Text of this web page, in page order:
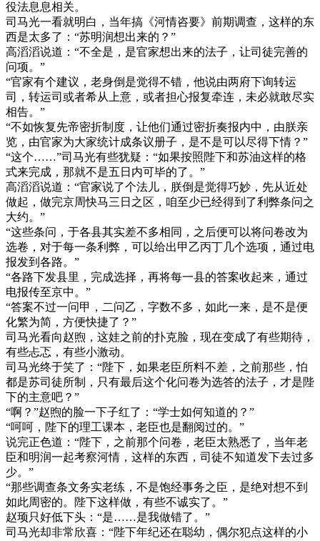
役法息息相关。
司马光一看就明白，当年搞《河情咨要》前期调查，这样的东
西是太多了：“苏明润想出来的？”
高滔滔说道：“不全是，是官家想出来的法子，让司徒完善的
问项。”
“官家有个建议，老身倒是觉得不错，他说由两府下询转运
司，转运司或者希从上意，或者担心报复牵连，未必就敢尽实
相告。”
“不如恢复先帝密折制度，让他们通过密折奏报内中，由朕亲
览，由官家为大家统计成条议册子，是不是可以尽得下情？”
“这个……”司马光有些犹疑：“如果按照陛下和苏油这样的格
式来完成，那就不是五日内可毕的了。”
高滔滔说道：“官家说了个法儿，朕倒是觉得巧妙，先从近处
做起，做完京周快马三日之区，咱至少已经得到了利弊条问之
大约。”
“这些条问，于各县其实差不多相同，之后便可以将问卷改为
选卷，对于每一条利弊，可以给出甲乙丙丁几个选项，通过电
报发到各路。”
“各路下发县里，完成选择，再将每一县的答案收起来，通过
电报传至京中。”
“答案不过一问甲，二问乙，字数不多，如此一来，是不是便
化繁为简，方便快捷了？”
司马光看向赵煦，这娃之前的扑克脸，现在变成了有些期待，
有些忐忑，有些小激动。
司马光终于笑了：“陛下，如果老臣所料不差，之前那些，怕
都是苏司徒所制，只有最后这个化问卷为选答的法子，才是陛
下的主意吧？”
“啊？”赵煦的脸一下子红了：“学士如何知道的？”
“呵呵，陛下的理工课本，老臣也是翻阅过的。”
说完正色道：“陛下，之前那个问卷，老臣太熟悉了，当年老
臣和明润一起考察河情，这样的东西，司徒不知道发下去过多
少。”
“那些调查条文务实老练，不是饱经事务之臣，是绝对想不到
如此周密的。陛下这样做，有些不诚实了。”
赵顼只好低下头：“是……是我做错了。”
司马光却非常欣喜：“陛下年纪还在聪幼，偶尔犯点这样的小